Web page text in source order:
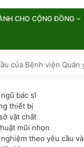
CHO CỘNG ĐỒNG
của Bệnh viện Quân
bác sĩ
thiết bị
vật chất
mũi nhọn
theo yêu cầu